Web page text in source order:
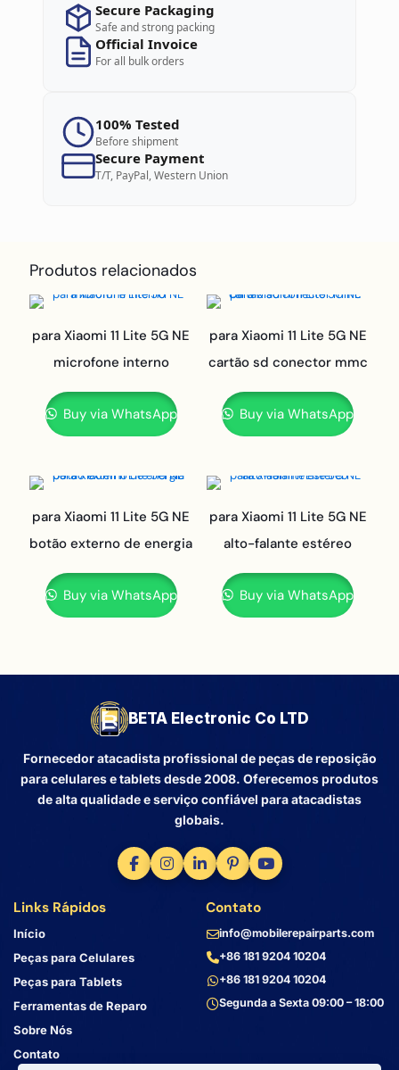
Secure Packaging
Safe and strong packing
Official Invoice
For all bulk orders
100% Tested
Before shipment
Secure Payment
T/T, PayPal, Western Union
Produtos relacionados
para Xiaomi 11 Lite 5G NE
microfone interno
Buy via WhatsApp
para Xiaomi 11 Lite 5G NE
cartão sd conector mmc
Buy via WhatsApp
para Xiaomi 11 Lite 5G NE
botão externo de energia
Buy via WhatsApp
para Xiaomi 11 Lite 5G NE
alto-falante estéreo
Buy via WhatsApp
BETA Electronic Co LTD
Fornecedor atacadista profissional de peças de reposição
para celulares e tablets desde 2008. Oferecemos produtos
de alta qualidade e serviço confiável para atacadistas
globais.
Links Rápidos
Início
Peças para Celulares
Peças para Tablets
Ferramentas de Reparo
Sobre Nós
Contato
Contato
info@mobilerepairparts.com
+86 181 9204 10204
+86 181 9204 10204
Segunda a Sexta 09:00 – 18:00